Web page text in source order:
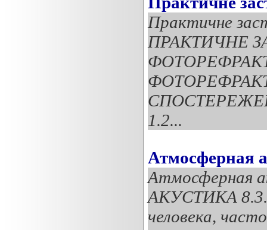
Практичне
ПРАКТИЧНЕ
1.2...
Атмосферная
Атмосферная
АКУСТИКА
человека,